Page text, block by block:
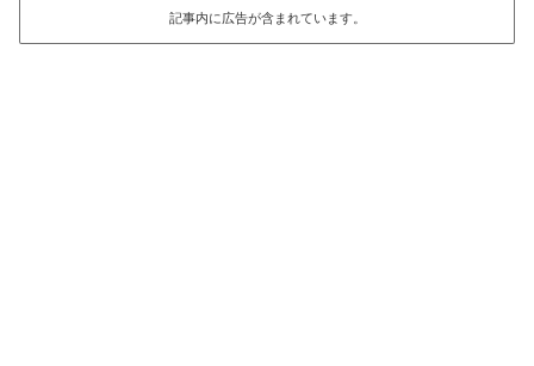
記事内に広告が含まれています。